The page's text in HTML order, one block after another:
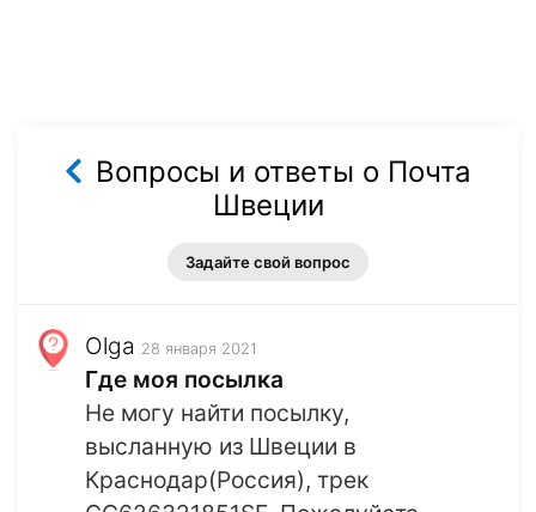
Вопросы и ответы о Почта
Швеции
Задайте свой вопрос
Olga 28 января 2021
Где моя посылка
Не могу найти посылку,
высланную из Швеции в
Краснодар(Россия), трек